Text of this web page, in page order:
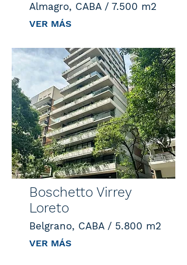
Almagro, CABA / 7.500 m2
VER MÁS
Boschetto Virrey
Loreto
Belgrano, CABA / 5.800 m2
VER MÁS